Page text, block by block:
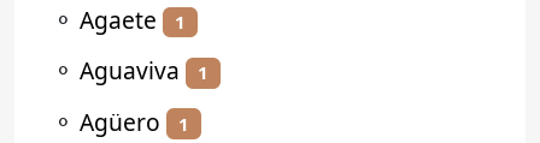
⚬ Agaete 1
⚬ Aguaviva 1
⚬ Agüero 1